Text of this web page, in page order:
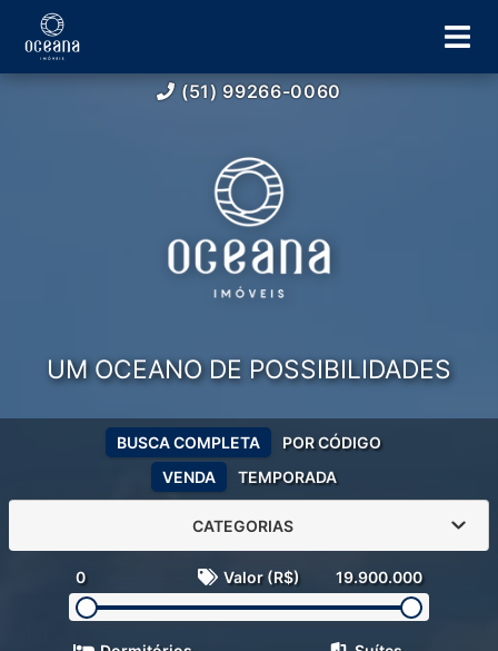
(51) 99266-0060
UM OCEANO DE POSSIBILIDADES
VENDA TEMPORADA
BUSCA COMPLETA POR CÓDIGO
CATEGORIAS
0 Valor (R$) 19.900.000